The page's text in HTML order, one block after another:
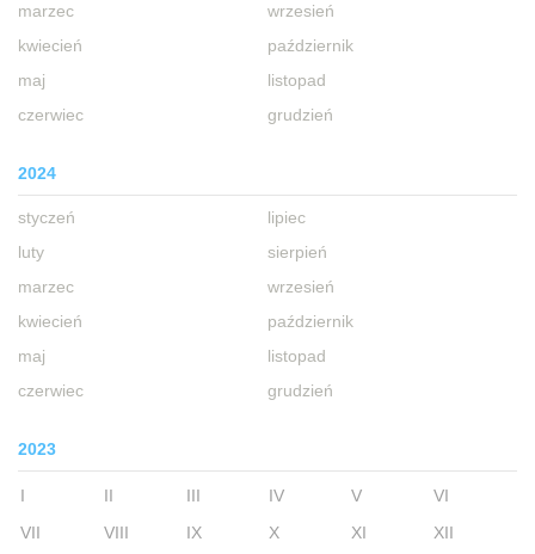
marzec
kwiecień
maj
czerwiec
wrzesień
październik
listopad
grudzień
2024
styczeń
luty
marzec
kwiecień
maj
czerwiec
lipiec
sierpień
wrzesień
październik
listopad
grudzień
2023
I II III IV V
VI
VII
VIII IX X XI XII